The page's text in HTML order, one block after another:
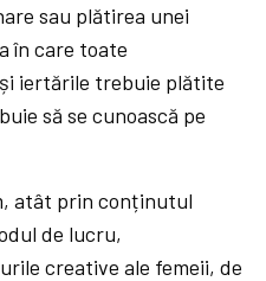
sau plătirea unei
în care toate
iertările trebuie plătite
să se cunoască pe
atât prin conținutul
de lucru,
creative ale femeii, de